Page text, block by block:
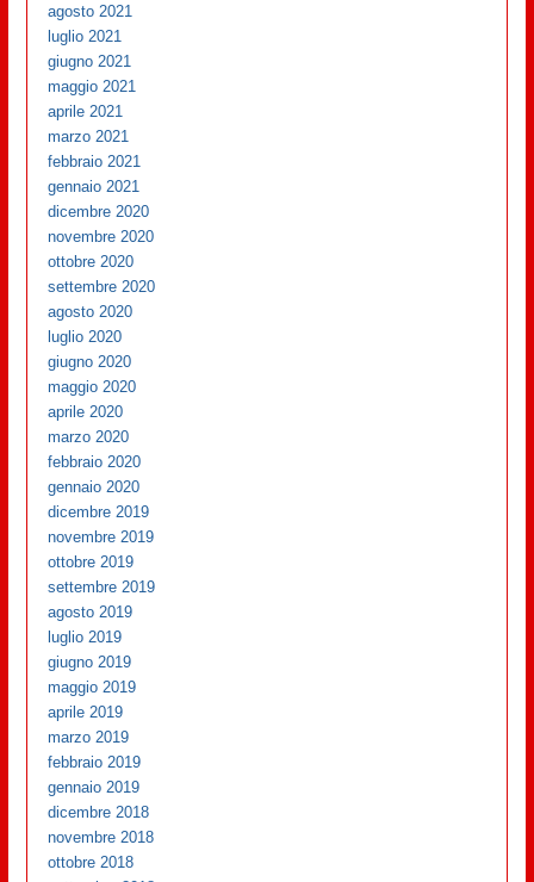
agosto 2021
luglio 2021
giugno 2021
maggio 2021
aprile 2021
marzo 2021
febbraio 2021
gennaio 2021
dicembre 2020
novembre 2020
ottobre 2020
settembre 2020
agosto 2020
luglio 2020
giugno 2020
maggio 2020
aprile 2020
marzo 2020
febbraio 2020
gennaio 2020
dicembre 2019
novembre 2019
ottobre 2019
settembre 2019
agosto 2019
luglio 2019
giugno 2019
maggio 2019
aprile 2019
marzo 2019
febbraio 2019
gennaio 2019
dicembre 2018
novembre 2018
ottobre 2018